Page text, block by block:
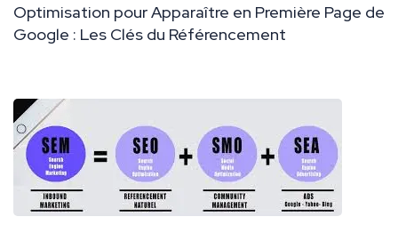
Optimisation pour Apparaître en Première Page de
Google : Les Clés du Référencement